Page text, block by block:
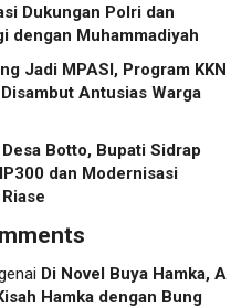
Dukungan Polri dan
dengan Muhammadiyah
Jadi MPASI, Program KKN
Antusias Warga
Botto, Bupati Sidrap
dan Modernisasi
Di Novel Buya Hamka, A
Hamka dengan Bung